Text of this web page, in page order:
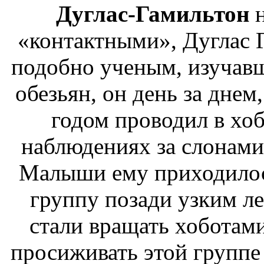
Дуглас-Гамильтон
«контактными», Дуглас
подобно ученым,
обезьян, он день за
годом проводил в
наблюдениях за
Малыши ему
группу позади узким
стали вращать
просиживать этой